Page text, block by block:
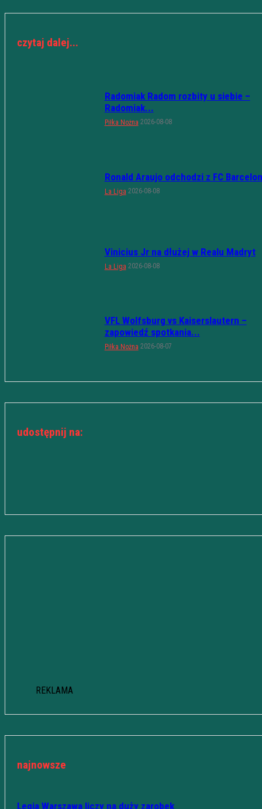
czytaj dalej...
Radomiak Radom rozbity u siebie –
Radomiak...
Piłka Nożna 2026-08-08
Ronald Araujo odchodzi z FC
La Liga 2026-08-08
Vinicius Jr na dłużej w Realu Madryt
La Liga 2026-08-08
VFL Wolfsburg vs Kaiserslautern –
zapowiedź spotkania...
Piłka Nożna 2026-08-07
udostępnij na:
REKLAMA
najnowsze
Legia Warszawa liczy na duży zarobek